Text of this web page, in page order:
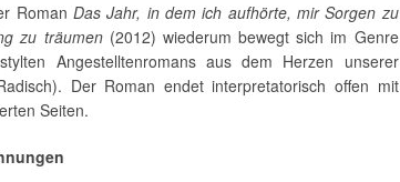
Roman Das Jahr, in dem ich aufhörte, mir Sorgen zu
zu träumen(2012) wiederum bewegt sich im Genre
Angestelltenromans aus dem Herzen unserer
Der Roman endet interpretatorisch offen mit
Seiten.